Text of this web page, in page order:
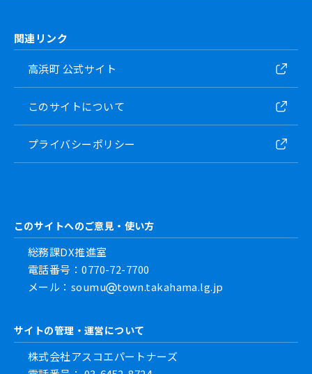
関連リンク
高浜町 公式サイト
このサイトについて
プライバシーポリシー
このサイトへのご意見・使い方
総務課DX推進室
電話番号：0770-72-7700
メール：soumu
town.takahama.lg.jp
サイトの管理・運営について
株式会社アスコエパートナーズ